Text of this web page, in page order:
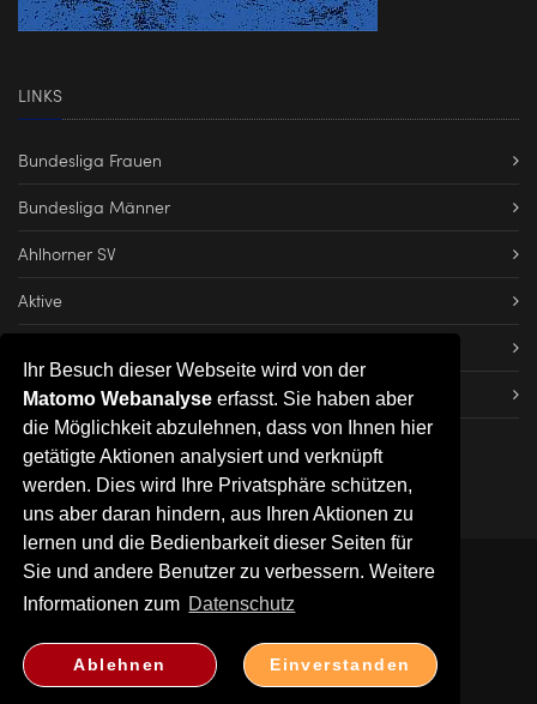
Ihr Besuch dieser Webseite wird von der
Matomo Webanalyse erfasst. Sie haben aber
die Möglichkeit abzulehnen, dass von Ihnen hier
getätigte Aktionen analysiert und verknüpft
werden. Dies wird Ihre Privatsphäre schützen,
uns aber daran hindern, aus Ihren Aktionen zu
lernen und die Bedienbarkeit dieser Seiten für
Sie und andere Benutzer zu verbessern. Weitere
Informationen zum Datenschutz
Ablehnen Einverstanden
LINKS
Bundesliga Frauen
Bundesliga Männer
Ahlhorner SV
Aktive
Impressum
2026 © Ahlhorner SV
04435-1491